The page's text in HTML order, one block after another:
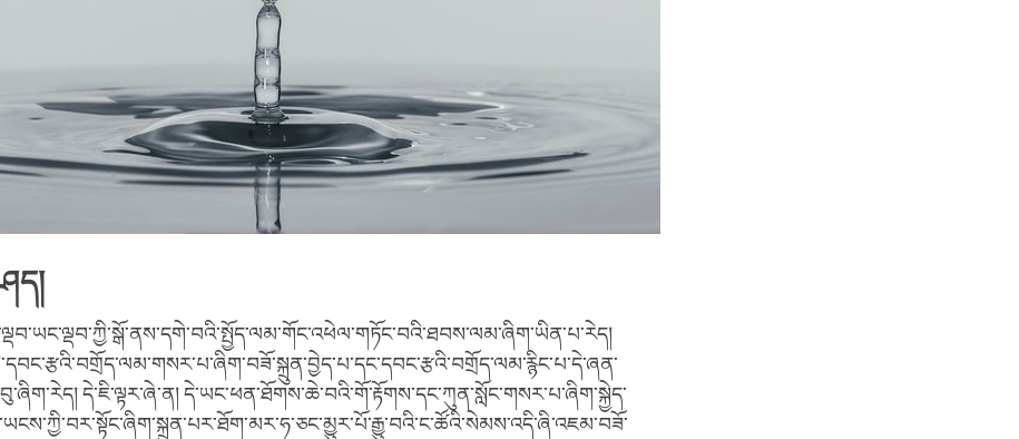
དེ་ཇི་ལྟར་ཞེ་ན། དེ་ཡང་ཕན་ཐོགས་ཆེ་བའི་གོ་རྟོགས་དང་ཀུན་སློང་གསར་པ་ཞིག་སྐྱེད་